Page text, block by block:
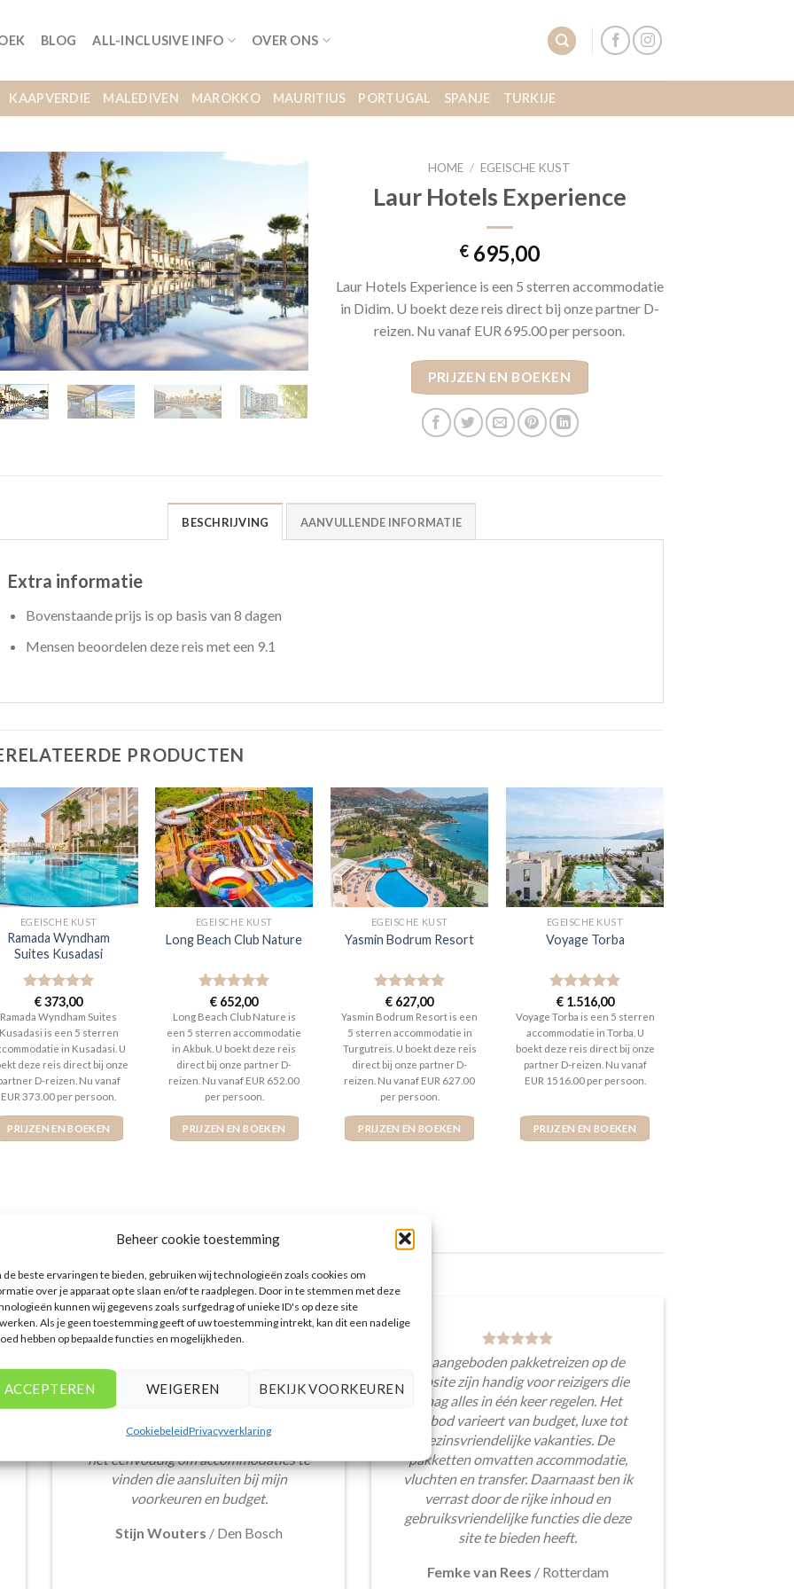
Beheer cookie toestemming
de beste ervaringen te bieden, gebruiken wij technologieën zoals cookies om
over je apparaat op te slaan en/of te raadplegen. Door in te stemmen met deze
kunnen wij gegevens zoals surfgedrag of unieke ID's op deze site
Als je geen toestemming geeft of uw toestemming intrekt, kan dit een nadelige
hebben op bepaalde functies en mogelijkheden.
ACCEPTEREN WEIGEREN BEKIJK VOORKEUREN
CookiebeleidPrivacyverklaring
BLOG ALL-INCLUSIVE INFO OVER ONS
KAAPVERDIE MALEDIVEN MAROKKO MAURITIUS PORTUGAL SPANJE TURKIJE
HOME / EGEISCHE KUST
Laur Hotels Experience
€ 695,00
Laur Hotels Experience is een 5 sterren accommodatie
in Didim. U boekt deze reis direct bij onze partner D-
reizen. Nu vanaf EUR 695.00 per persoon.
PRIJZEN EN BOEKEN
BESCHRIJVING AANVULLENDE INFORMATIE
Extra informatie
Bovenstaande prijs is op basis van 8 dagen
Mensen beoordelen deze reis met een 9.1
PRODUCTEN
EGEISCHE KUST
Ramada Wyndham
Suites Kusadasi
Gewaardeerd
5uit 5
€373,00
Ramada Wyndham Suites
is een 5 sterren
in Kusadasi. U
deze reis direct bij onze
D-reizen. Nu vanaf
EUR 373.00 per persoon.
PRIJZEN EN BOEKEN
EGEISCHE KUST
Long Beach Club Nature
Gewaardeerd
5uit 5
€ 652,00
Long Beach Club Nature is
een 5 sterren accommodatie
in Akbuk. U boekt deze reis
direct bij onze partner D-
reizen. Nu vanaf EUR 652.00
per persoon.
PRIJZEN EN BOEKEN
EGEISCHE KUST
Yasmin Bodrum Resort
Gewaardeerd
5uit 5
€ 627,00
Yasmin Bodrum Resort is een
5 sterren accommodatie in
Turgutreis. U boekt deze reis
direct bij onze partner D-
reizen. Nu vanaf EUR 627.00
per persoon.
PRIJZEN EN BOEKEN
EGEISCHE KUST
Voyage Torba
Gewaardeerd
5uit 5
€1.516,00
Voyage Torba is een 5 sterren
accommodatie in Torba. U
boekt deze reis direct bij onze
partner D-reizen. Nu vanaf
EUR 1516.00 per persoon.
PRIJZEN EN BOEKEN
WAT ZE OVER ONS ZEGGEN
vakantieall-inclusive.nl is erg goed. Van
opties. De handige zoekfilters maakten
het eenvoudig om accommodaties te
vinden die aansluiten bij mijn
voorkeuren en budget.
Stijn Wouters / Den Bosch
De aangeboden pakketreizen op de
website zijn handig voor reizigers die
graag alles in één keer regelen. Het
aanbod varieert van budget, luxe tot
gezinsvriendelijke vakanties. De
pakketten omvatten accommodatie,
vluchten en transfer. Daarnaast ben ik
verrast door de rijke inhoud en
gebruiksvriendelijke functies die deze
site te bieden heeft.
Femke van Rees / Rotterdam